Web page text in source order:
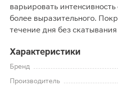
варьировать
более выразительного.
течение дня без
Характеристики
Бренд
Производитель